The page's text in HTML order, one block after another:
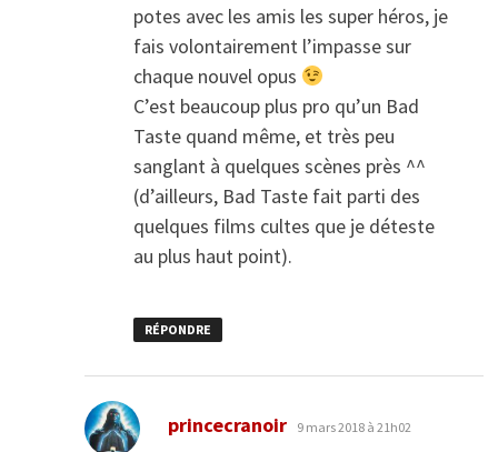
potes avec les amis les super héros, je
fais volontairement l’impasse sur
chaque nouvel opus
C’est beaucoup plus pro qu’un Bad
Taste quand même, et très peu
sanglant à quelques scènes près ^^
(d’ailleurs, Bad Taste fait parti des
quelques films cultes que je déteste
au plus haut point).
RÉPONDRE
princecranoir dit :
9 mars 2018 à 21h02